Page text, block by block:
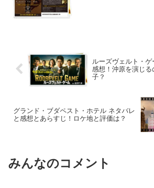
ルーズヴェルト・
感想！沖原を演じ
子？
グランド・ブダペスト・ホテル ネタバレ
と感想とあらすじ！ロケ地と評価は？
みんなのコメント